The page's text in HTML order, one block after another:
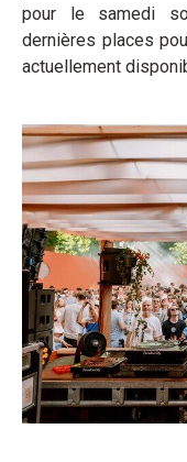
pour le samedi
dernières places
actuellement